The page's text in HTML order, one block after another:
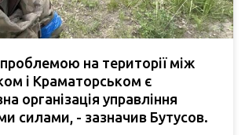
на території між
і Краматорськом є
організація управління
силами, - зазначив Бутусов.